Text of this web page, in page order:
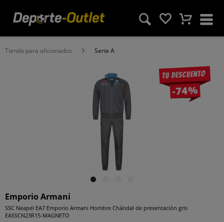
Tienda para aficionados Serie A
Tu descuento
-74%
Emporio Armani
SSC Neapel EA7 Emporio Armani Hombre Chándal de presentación gris
EASSCN23R15-MAGNETO